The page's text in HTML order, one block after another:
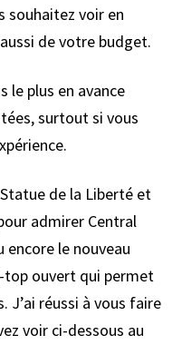
souhaitez voir en
de votre budget.
le plus en avance
surtout si vous
de la Liberté et
admirer Central
encore le nouveau
top ouvert qui permet
J’ai réussi à vous faire
voir ci-dessous au